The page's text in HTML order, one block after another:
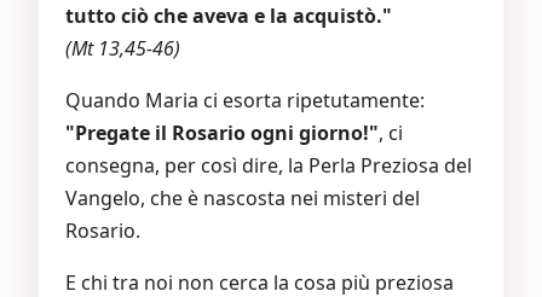
tutto ciò che aveva e la acquistò."
(Mt 13,45-46)
Quando Maria ci esorta ripetutamente:
"Pregate il Rosario ogni giorno!", ci
consegna, per così dire, la Perla Preziosa del
Vangelo, che è nascosta nei misteri del
Rosario.
E chi tra noi non cerca la cosa più preziosa